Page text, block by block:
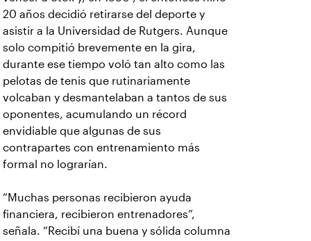
20 años decidió retirarse del deporte y
asistir a la Universidad de Rutgers. Aunque
solo compitió brevemente en la gira,
durante ese tiempo voló tan alto como las
pelotas de tenis que rutinariamente
volcaban y desmantelaban a tantos de sus
oponentes, acumulando un récord
envidiable que algunas de sus
contrapartes con entrenamiento más
formal no lograrían.
“Muchas personas recibieron ayuda
financiera, recibieron entrenadores”,
señala. “Recibí una buena y sólida columna